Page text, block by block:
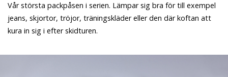
Vår största packpåsen i serien. Lämpar sig bra för till exempel
jeans, skjortor, tröjor, träningskläder eller den där koftan att
kura in sig i efter skidturen.